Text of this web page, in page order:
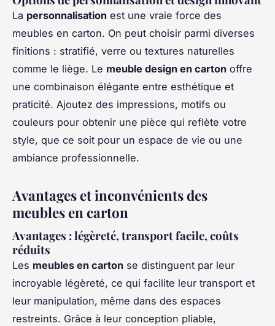
La personnalisation est une vraie force des
meubles en carton. On peut choisir parmi diverses
finitions : stratifié, verre ou textures naturelles
comme le liège. Le meuble design en carton offre
une combinaison élégante entre esthétique et
praticité. Ajoutez des impressions, motifs ou
couleurs pour obtenir une pièce qui reflète votre
style, que ce soit pour un espace de vie ou une
ambiance professionnelle.
Avantages et inconvénients des
meubles en carton
Avantages : légèreté, transport facile, coûts
réduits
Les meubles en carton se distinguent par leur
incroyable légèreté, ce qui facilite leur transport et
leur manipulation, même dans des espaces
restreints. Grâce à leur conception pliable,